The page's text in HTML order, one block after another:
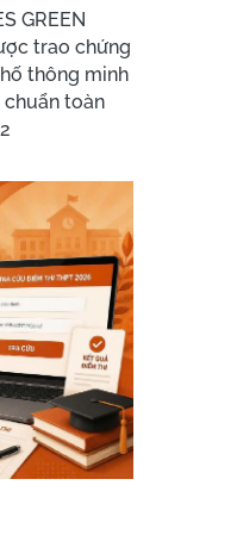
GREEN
trao chứng
thông minh
toàn